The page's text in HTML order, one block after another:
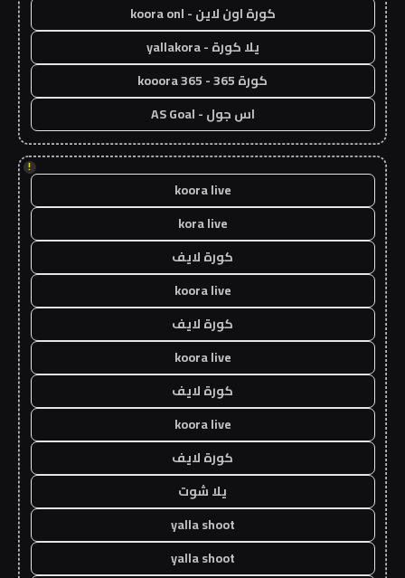
كورة اون لاين - koora onl
يلا كورة - yallakora
كورة 365 - kooora 365
اس جول - AS Goal
!
koora live
kora live
كورة لايف
koora live
كورة لايف
koora live
كورة لايف
koora live
كورة لايف
يلا شوت
yalla shoot
yalla shoot